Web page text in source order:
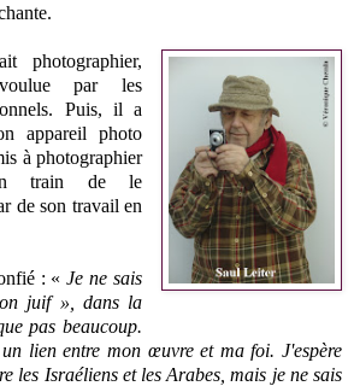
photographier,
par les
Puis, il a
appareil photo
à photographier
train de le
de son travail en
: «Je ne sais
juif », dans la
pas beaucoup.
lien entre mon œuvre et ma foi. J'espère
les Israéliens et les Arabes, mais je ne sais